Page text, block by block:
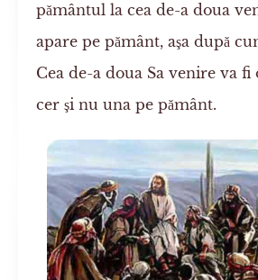
pământul la cea de-a doua
apare pe pământ, aşa după
Cea de-a doua Sa venire va fi
cer şi nu una pe pământ.